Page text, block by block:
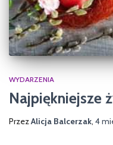
WYDARZENIA
Najpiękniejsze
PrzezAlicja Balcerzak, 4